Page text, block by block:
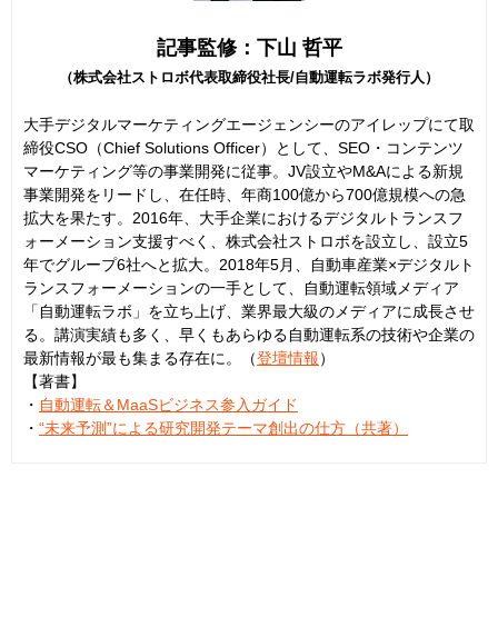
記事監修：下山 哲平
（株式会社ストロボ代表取締役社長/自動運転ラボ発行人）
大手デジタルマーケティングエージェンシーのアイレップにて取
締役CSO（Chief Solutions Officer）として、SEO・コンテンツ
マーケティング等の事業開発に従事。JV設立やM&Aによる新規
事業開発をリードし、在任時、年商100億から700億規模への急
拡大を果たす。2016年、大手企業におけるデジタルトランスフ
ォーメーション支援すべく、株式会社ストロボを設立し、設立5
年でグループ6社へと拡大。2018年5月、自動車産業×デジタルト
ランスフォーメーションの一手として、自動運転領域メディア
「自動運転ラボ」を立ち上げ、業界最大級のメディアに成長させ
る。講演実績も多く、早くもあらゆる自動運転系の技術や企業の
最新情報が最も集まる存在に。（登壇情報）
【著書】
・ 自動運転＆MaaSビジネス参入ガイド
・ “未来予測”による研究開発テーマ創出の仕方（共著）